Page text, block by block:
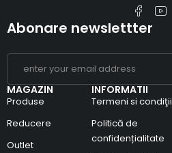
MAGAZIN
Produse
Reducere
Outlet
INFORMATII
Termeni si condiţii
Politică de
confidențialitate
Abonare newslettter